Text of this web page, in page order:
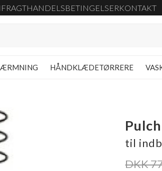
FRAGTHANDELSBETINGELSERKONTAKT
HÅNDKLÆDETØRRERE
til
DKK